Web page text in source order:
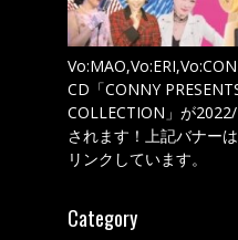
CD「CONNY
COLLECTION」が
されます！上記バナー
リンクしています。
Category